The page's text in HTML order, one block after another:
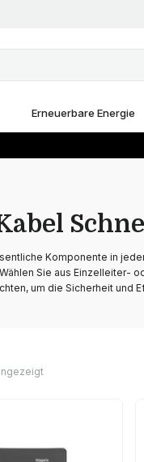
Erneuerbare Energie
Komponente in
Sie aus Einzelleiter-
um die Sicherheit und